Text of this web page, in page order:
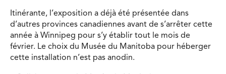
Itinérante, l’exposition a déjà été présentée dans
d’autres provinces canadiennes avant de s’arrêter cette
année à Winnipeg pour s’y établir tout le mois de
février. Le choix du Musée du Manitoba pour héberger
cette installation n’est pas anodin.